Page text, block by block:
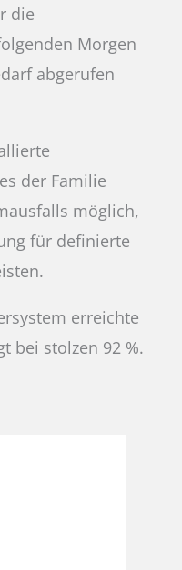
die
Morgen
abgerufen
der Familie
möglich,
für definierte
erreichte
bei stolzen 92 %.